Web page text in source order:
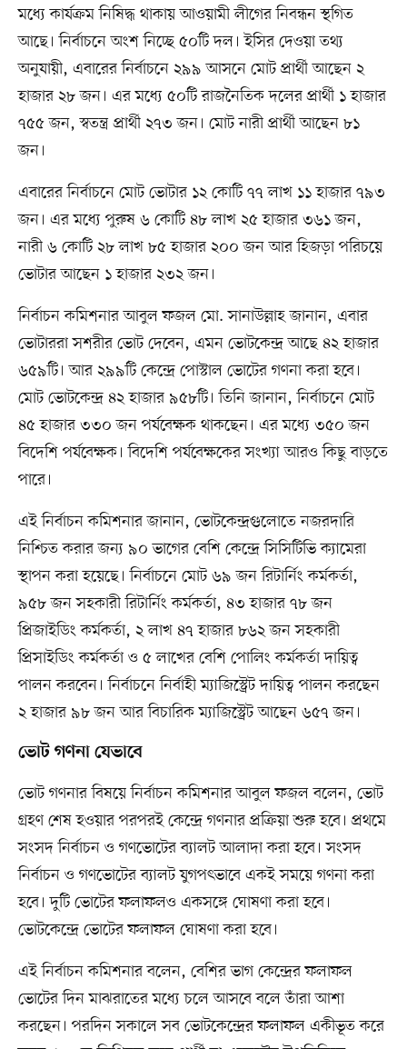
মধ্যে কার্যক্রম নিষিদ্ধ থাকায় আওয়ামী লীগের নিবন্ধন স্থগিত
আছে। নির্বাচনে অংশ নিচ্ছে ৫০টি দল। ইসির দেওয়া তথ্য
অনুযায়ী, এবারের নির্বাচনে ২৯৯ আসনে মোট প্রার্থী আছেন ২
হাজার ২৮ জন। এর মধ্যে ৫০টি রাজনৈতিক দলের প্রার্থী ১ হাজার
৭৫৫ জন, স্বতন্ত্র প্রার্থী ২৭৩ জন। মোট নারী প্রার্থী আছেন ৮১
জন।
এবারের নির্বাচনে মোট ভোটার ১২ কোটি ৭৭ লাখ ১১ হাজার ৭৯৩
জন। এর মধ্যে পুরুষ ৬ কোটি ৪৮ লাখ ২৫ হাজার ৩৬১ জন,
নারী ৬ কোটি ২৮ লাখ ৮৫ হাজার ২০০ জন আর হিজড়া পরিচয়ে
ভোটার আছেন ১ হাজার ২৩২ জন।
নির্বাচন কমিশনার আবুল ফজল মো. সানাউল্লাহ জানান, এবার
ভোটাররা সশরীর ভোট দেবেন, এমন ভোটকেন্দ্র আছে ৪২ হাজার
৬৫৯টি। আর ২৯৯টি কেন্দ্রে পোস্টাল ভোটের গণনা করা হবে।
মোট ভোটকেন্দ্র ৪২ হাজার ৯৫৮টি। তিনি জানান, নির্বাচনে মোট
৪৫ হাজার ৩৩০ জন পর্যবেক্ষক থাকছেন। এর মধ্যে ৩৫০ জন
বিদেশি পর্যবেক্ষক। বিদেশি পর্যবেক্ষকের সংখ্যা আরও কিছু বাড়তে
পারে।
এই নির্বাচন কমিশনার জানান, ভোটকেন্দ্রগুলোতে নজরদারি
নিশ্চিত করার জন্য ৯০ ভাগের বেশি কেন্দ্রে সিসিটিভি ক্যামেরা
স্থাপন করা হয়েছে। নির্বাচনে মোট ৬৯ জন রিটার্নিং কর্মকর্তা,
৯৫৮ জন সহকারী রিটার্নিং কর্মকর্তা, ৪৩ হাজার ৭৮ জন
প্রিজাইডিং কর্মকর্তা, ২ লাখ ৪৭ হাজার ৮৬২ জন সহকারী
প্রিসাইডিং কর্মকর্তা ও ৫ লাখের বেশি পোলিং কর্মকর্তা দায়িত্ব
পালন করবেন। নির্বাচনে নির্বাহী ম্যাজিস্ট্রেট দায়িত্ব পালন করছেন
২ হাজার ৯৮ জন আর বিচারিক ম্যাজিস্ট্রেট আছেন ৬৫৭ জন।
ভোট গণনা যেভাবে
ভোট গণনার বিষয়ে নির্বাচন কমিশনার আবুল ফজল বলেন, ভোট
গ্রহণ শেষ হওয়ার পরপরই কেন্দ্রে গণনার প্রক্রিয়া শুরু হবে। প্রথমে
সংসদ নির্বাচন ও গণভোটের ব্যালট আলাদা করা হবে। সংসদ
নির্বাচন ও গণভোটের ব্যালট যুগপৎভাবে একই সময়ে গণনা করা
হবে। দুটি ভোটের ফলাফলও একসঙ্গে ঘোষণা করা হবে।
ভোটকেন্দ্রে ভোটের ফলাফল ঘোষণা করা হবে।
এই নির্বাচন কমিশনার বলেন, বেশির ভাগ কেন্দ্রের ফলাফল
ভোটের দিন মাঝরাতের মধ্যে চলে আসবে বলে তাঁরা আশা
করছেন। পরদিন সকালে সব ভোটকেন্দ্রের ফলাফল একীভূত করে